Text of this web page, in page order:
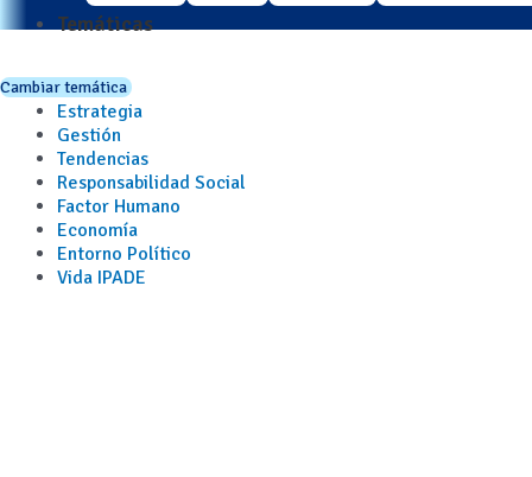
Temáticas
Cambiar temática
Estrategia
Gestión
Tendencias
Responsabilidad Social
Factor Humano
Economía
Entorno Político
Vida IPADE